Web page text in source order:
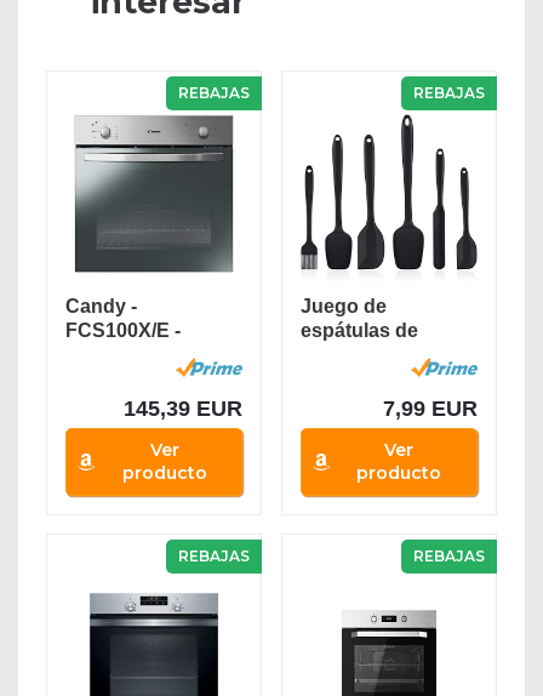
REBAJAS
Candy -
FCS100X/E -
Horno eléctrico -
145,39 EUR
Ver
producto
REBAJAS
Juego de
espátulas de
silicona, utensilios
7,99 EUR
Ver
producto
REBAJAS REBAJAS